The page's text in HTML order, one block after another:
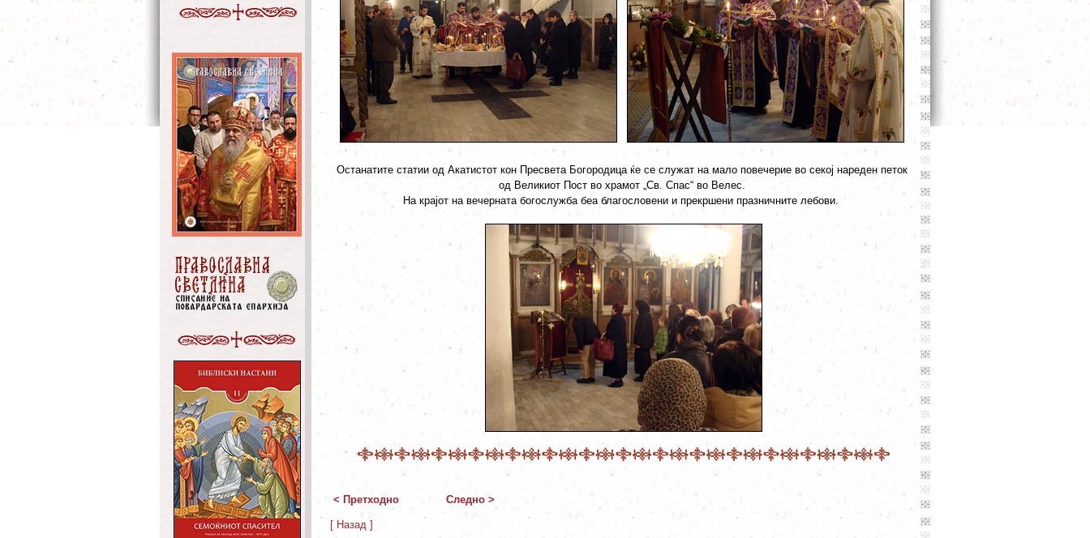
Останатите статии од Акатистот кон Пресвета Богородица ќе се служат на мало повечерие во секој нареден петок
од Великиот Пост во храмот „Св. Спас“ во Велес.
На крајот на вечерната богослужба беа благословени и прекршени празничните лебови.
< Претходно Следно >
[ Назад ]